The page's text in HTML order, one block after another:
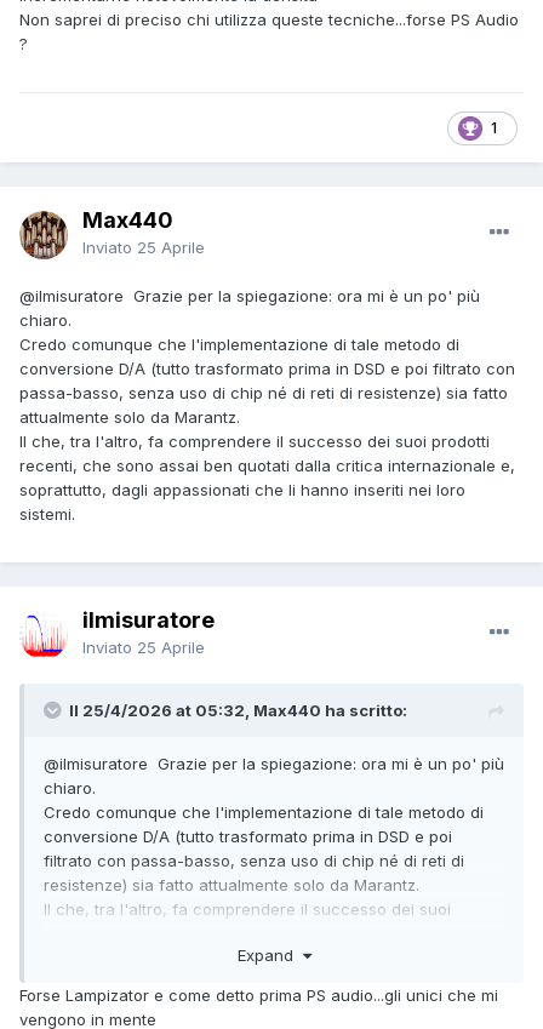
Non saprei di preciso chi utilizza queste tecniche...forse PS Audio
?
1
Max440
Inviato 25 Aprile
@ilmisuratore Grazie per la spiegazione: ora mi è un po' più
chiaro.
Credo comunque che l'implementazione di tale metodo di
conversione D/A (tutto trasformato prima in DSD e poi filtrato con
passa-basso, senza uso di chip né di reti di resistenze) sia fatto
attualmente solo da Marantz.
Il che, tra l'altro, fa comprendere il successo dei suoi prodotti
recenti, che sono assai ben quotati dalla critica internazionale e,
soprattutto, dagli appassionati che li hanno inseriti nei loro
sistemi.
ilmisuratore
Inviato 25 Aprile
Il 25/4/2026 at 05:32, Max440 ha scritto:
@ilmisuratore Grazie per la spiegazione: ora mi è un po' più
chiaro.
Credo comunque che l'implementazione di tale metodo di
conversione D/A (tutto trasformato prima in DSD e poi
filtrato con passa-basso, senza uso di chip né di reti di
resistenze) sia fatto attualmente solo da Marantz.
Il che, tra l'altro, fa comprendere il successo dei suoi
internazionale e, soprattutto, dagli appassionati che li
Expand
Forse Lampizator e come detto prima PS audio...gli unici che mi
vengono in mente